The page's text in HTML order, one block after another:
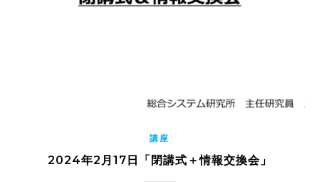
講座
2024年2月17日「閉講式＋情報交換会」